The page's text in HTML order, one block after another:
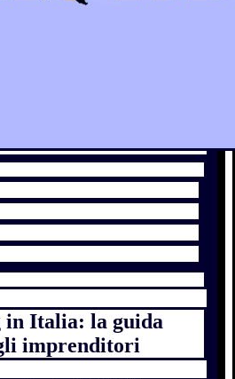
in Italia: la guida
imprenditori